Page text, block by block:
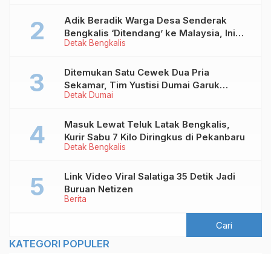
Detak Bengkalis
Adik Beradik Warga Desa Senderak
Bengkalis ‘Ditendang’ ke Malaysia, Ini
Sebabnya!
Detak Dumai
Ditemukan Satu Cewek Dua Pria
Sekamar, Tim Yustisi Dumai Garuk
Puluhan Pasangan Mesum
Detak Bengkalis
Masuk Lewat Teluk Latak Bengkalis,
Kurir Sabu 7 Kilo Diringkus di Pekanbaru
Berita
Link Video Viral Salatiga 35 Detik Jadi
Buruan Netizen
KATEGORI POPULER